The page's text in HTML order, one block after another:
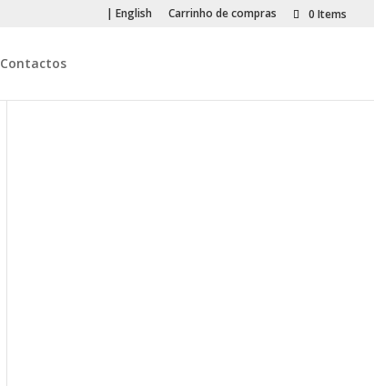
| English Carrinho de compras 0 Items
Contactos